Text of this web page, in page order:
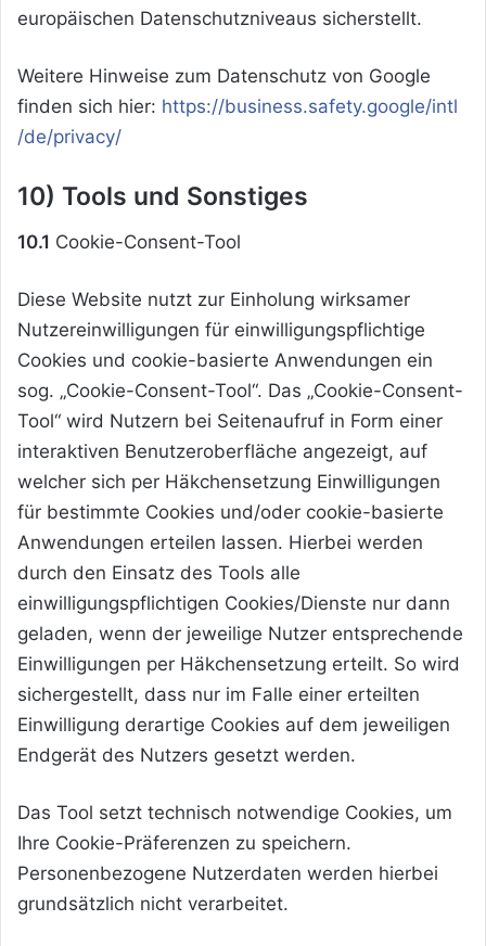
europäischen Datenschutzniveaus sicherstellt.
Weitere Hinweise zum Datenschutz von Google
finden sich hier: https://business.safety.google/intl
/de/privacy/
10) Tools und Sonstiges
10.1 Cookie-Consent-Tool
Diese Website nutzt zur Einholung wirksamer
Nutzereinwilligungen für einwilligungspflichtige
Cookies und cookie-basierte Anwendungen ein
sog. „Cookie-Consent-Tool“. Das „Cookie-Consent-
Tool“ wird Nutzern bei Seitenaufruf in Form einer
interaktiven Benutzeroberfläche angezeigt, auf
welcher sich per Häkchensetzung Einwilligungen
für bestimmte Cookies und/oder cookie-basierte
Anwendungen erteilen lassen. Hierbei werden
durch den Einsatz des Tools alle
einwilligungspflichtigen Cookies/Dienste nur dann
geladen, wenn der jeweilige Nutzer entsprechende
Einwilligungen per Häkchensetzung erteilt. So wird
sichergestellt, dass nur im Falle einer erteilten
Einwilligung derartige Cookies auf dem jeweiligen
Endgerät des Nutzers gesetzt werden.
Das Tool setzt technisch notwendige Cookies, um
Ihre Cookie-Präferenzen zu speichern.
Personenbezogene Nutzerdaten werden hierbei
grundsätzlich nicht verarbeitet.